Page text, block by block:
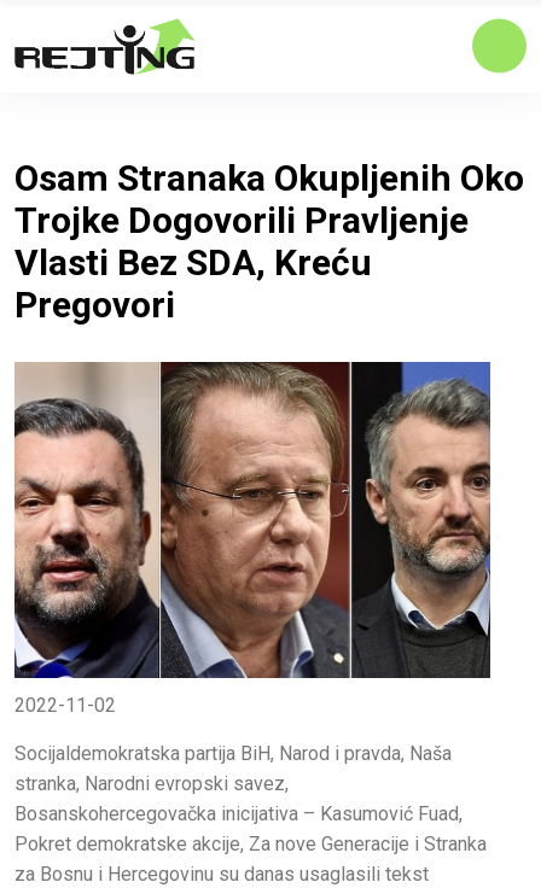
Osam Stranaka Okupljenih Oko
Trojke Dogovorili Pravljenje
Vlasti Bez SDA, Kreću
Pregovori
2022-11-02
Socijaldemokratska partija BiH, Narod i pravda, Naša
stranka, Narodni evropski savez,
Bosanskohercegovačka inicijativa – Kasumović Fuad,
Pokret demokratske akcije, Za nove Generacije i Stranka
za Bosnu i Hercegovinu su danas usaglasili tekst